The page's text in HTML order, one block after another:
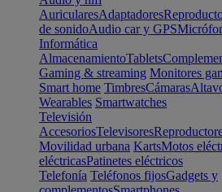
AuricularesAdaptadores
de sonidoAudio car y GPS
Informática
AlmacenamientoTablets
Gaming & streaming Monitores
Smart home TimbresCámaras
Wearables Smartwatches
Televisión
AccesoriosTelevisores
Movilidad urbana KartsMotos
eléctricasPatinetes eléctricos
Telefonía Teléfonos fijosGadgets y